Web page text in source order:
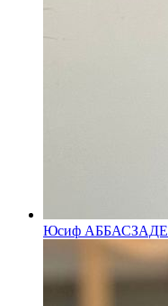
Юсиф АББАСЗАДЕ